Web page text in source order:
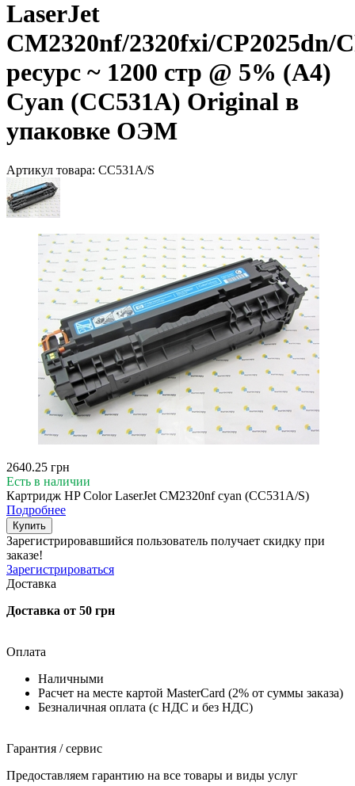
LaserJet
CM2320nf/2320fxi/CP2025dn/
ресурс ~ 1200 стр @ 5% (A4)
Cyan (CC531A) Original в
упаковке ОЭМ
Артикул товара: CC531A/S
2640.25 грн
Есть в наличии
Картридж HP Color LaserJet CM2320nf cyan (CC531A/S)
Подробнее
Купить
Зарегистрировавшийся пользователь получает скидку при
заказе!
Зарегистрироваться
Доставка
Доставка от 50 грн
Оплата
Наличными
Расчет на месте картой MasterCard (2% от суммы заказа)
Безналичная оплата (с НДС и без НДС)
Гарантия / сервис
Предоставляем гарантию на все товары и виды услуг